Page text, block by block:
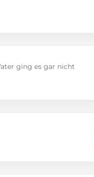
ging es gar nicht